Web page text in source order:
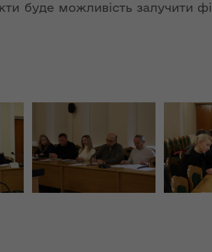
"Про
2018
"Про
«InsiderMedia».
ВІДЕО
Інтерв’ю
заступниці голови
ОДА Вікторії
Левчук для ІА
буде можливість залучити